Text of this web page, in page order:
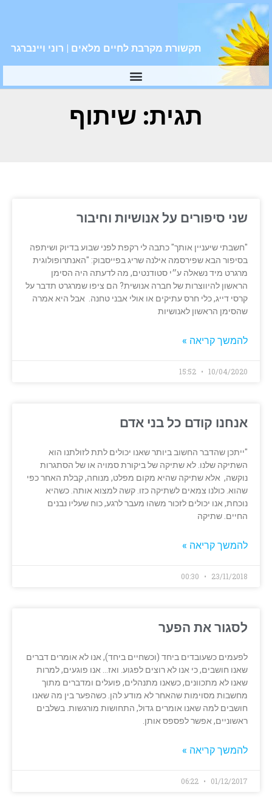
תקשורת מקרבת לחיים מלאים | רוני ויינברגר
תגית: שיתוף
שני סיפורים על אנושיות וחיבור
"חשבתי שיעניין אותך" כתבה לי רקפת לפני שבוע בדיוק ושיתפה
בסיפור הבא שפירסמה אילנה שריג בפייסבוק: "האנתרופולוגית
מרגרט מיד נשאלה ע״י סטודנטים, מה לדעתה היה הסימן
הראשון להיווצרות של חברה אנושית? הם ציפו שמרגרט תדבר על
קרסי דייג, כלי חרס עתיקים או אולי אבני טחנה. אבל היא אמרה
שהסימן הראשון לאנושיות
להמשך קריאה »
10/04/2020
אנחנו קודם כל בני אדם
"ייתכן שהדבר החשוב ביותר שאנו יכולים לתת לזולתנו הוא
השתיקה שלנו. לא שתיקה של ביקורת סמויה או של הסתגרות
נוקשה, אלא שתיקה שהיא מקום מפלט, מנוחה, קבלת האחר כפי
שהוא. כולנו צמאים לשתיקה כזו. קשה למצוא אותה. כשהיא
נוכחת, אנו יכולים לזכור משהו מעבר לרגע, כוח שעליו נבנים
החיים. שתיקה
להמשך קריאה »
23/11/2018
לסגור את הפער
לפעמים כשעובדים ביחד (וכשחיים ביחד), אנו לא אומרים דברים
שאנו חושבים, כי אנו לא רוצים לפגוע. ואז… אנו פוגעים, למרות
שאנו לא מתכוונים, כשאנו מתנהלים, פועלים ומדברים מתוך
מחשבות מסוימות שהאחר לא מודע להן. כשהפער בין מה שאנו
חושבים למה שאנו אומרים גדול, התחושות מורגשות. בשלבים
ראשוניים, אפשר לפספס אותן.
להמשך קריאה »
01/12/2017